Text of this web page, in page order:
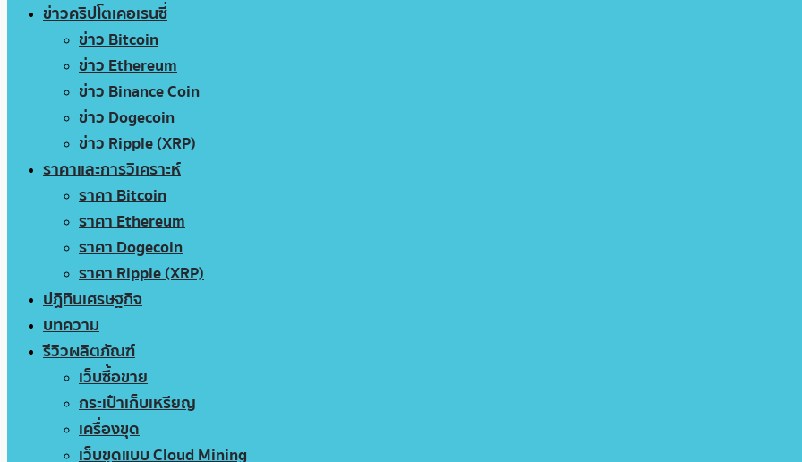
ข่าวคริปโตเคอเรนซี่
ข่าว Bitcoin
ข่าว Ethereum
ข่าว Binance Coin
ข่าว Dogecoin
ข่าว Ripple (XRP)
ราคาและการวิเคราะห์
ราคา Bitcoin
ราคา Ethereum
ราคา Dogecoin
ราคา Ripple (XRP)
ปฏิทินเศรษฐกิจ
บทความ
รีวิวผลิตภัณฑ์
เว็บซื้อขาย
กระเป๋าเก็บเหรียญ
เครื่องขุด
เว็บขุดแบบ Cloud Mining